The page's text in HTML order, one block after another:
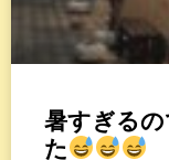
暑すぎる
た